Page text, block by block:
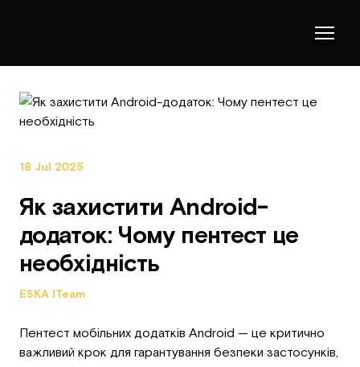
18 Jul 2025
Як захистити Android-
додаток: Чому пентест це
необхідність
ESKA ITeam
Пентест мобільних додатків Android — це критично
важливий крок для гарантування безпеки застосунків,